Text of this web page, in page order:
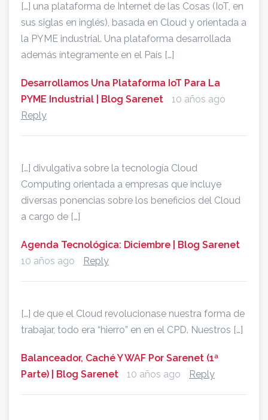
[…] una plataforma de Internet de las Cosas (IoT, en
sus siglas en inglés), basada en Cloud y orientada a
la PYME industrial. Una plataforma desarrollada
además íntegramente en el País […]
Desarrollamos Una Plataforma IoT Para La
PYME Industrial | Blog Sarenet
10 años ago
Reply
[…] divulgativa sobre la tecnología Cloud
Computing orientada a empresas que incluye
diversas ponencias sobre los beneficios del Cloud
a cargo de […]
Agenda Tecnológica: Diciembre | Blog Sarenet
10 años ago
Reply
[…] de que el Cloud revolucionase nuestra forma de
trabajar, todo era “hierro” en en el CPD. Nuestros […]
Balanceador, Caché Y WAF Por Sarenet (1ª
Parte) | Blog Sarenet
10 años ago Reply